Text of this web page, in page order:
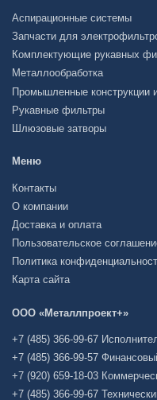
Аспирационные системы
Запчасти для
Комплектующие рукавных
Металлообработка
Промышленные конструкции
Рукавные фильтры
Шлюзовые затворы
Меню
Контакты
О компании
Доставка и оплата
Пользовательское
Политика
Карта сайта
ООО «Металлпроект+»
+7 (485) 366-99-67
+7 (485) 366-99-57
+7 (920) 659-18-03
+7 (485) 366-99-67